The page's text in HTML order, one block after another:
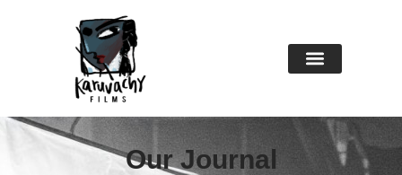
Our Journal